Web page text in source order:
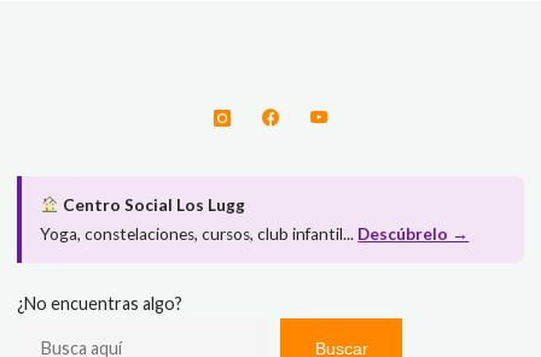
Centro Social Los Lugg
Yoga, constelaciones, cursos, club infantil... Descúbrelo →
¿No encuentras algo?
Buscar